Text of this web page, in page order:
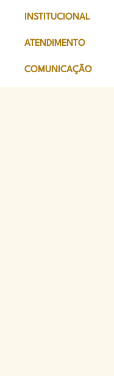
INSTITUCIONAL
ATENDIMENTO
COMUNICAÇÃO